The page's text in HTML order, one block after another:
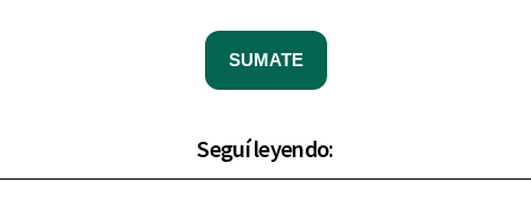
SUMATE
Seguí leyendo: